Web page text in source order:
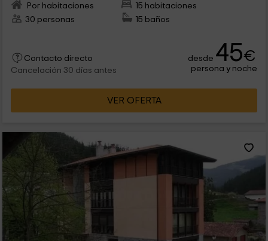
Por habitaciones
15 habitaciones
30 personas
15 baños
Contacto directo
Cancelación 30 días antes
desde 45€
persona y noche
VER OFERTA